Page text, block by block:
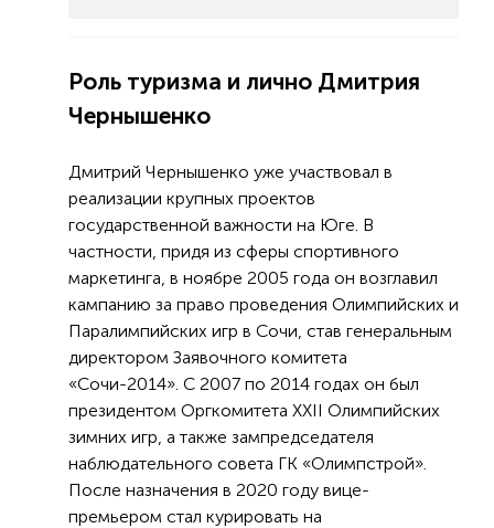
Роль туризма и лично Дмитрия
Чернышенко
Дмитрий Чернышенко уже участвовал в
реализации крупных проектов
государственной важности на Юге. В
частности, придя из сферы спортивного
маркетинга, в ноябре 2005 года он возглавил
кампанию за право проведения Олимпийских и
Паралимпийских игр в Сочи, став генеральным
директором Заявочного комитета
«Сочи-2014». С 2007 по 2014 годах он был
президентом Оргкомитета XXII Олимпийских
зимних игр, а также зампредседателя
наблюдательного совета ГК «Олимпстрой».
После назначения в 2020 году вице-
премьером стал курировать на